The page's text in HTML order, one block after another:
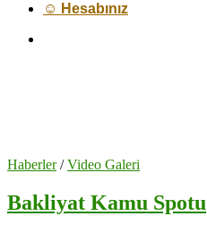
☺ Hesabınız
Haberler/Video Galeri
Bakliyat Kamu Spotu